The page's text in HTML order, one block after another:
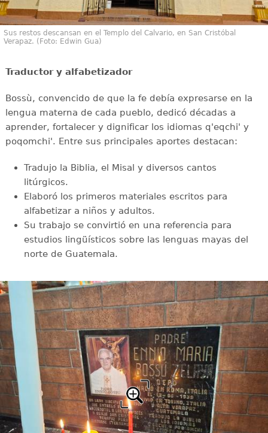
Sus restos descansan en el Templo del Calvario, en San Cristóbal
Verapaz. (Foto: Edwin Gua)
Traductor y alfabetizador
Bossù, convencido de que la fe debía expresarse en la
lengua materna de cada pueblo, dedicó décadas a
aprender, fortalecer y dignificar los idiomas q'eqchi' y
poqomchi'. Entre sus principales aportes destacan:
Tradujo la Biblia, el Misal y diversos cantos
litúrgicos.
Elaboró los primeros materiales escritos para
alfabetizar a niños y adultos.
Su trabajo se convirtió en una referencia para
estudios lingüísticos sobre las lenguas mayas del
norte de Guatemala.